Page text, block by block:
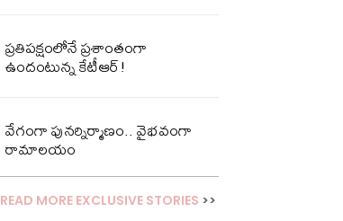
ప్ర‌తిప‌క్షంలోనే ప్ర‌శాంతంగా
ఉందంటున్న కేటీఆర్!
వేగంగా పునర్నిర్మాణం.. వైభవంగా
రామాలయం
READ MORE EXCLUSIVE STORIES >>